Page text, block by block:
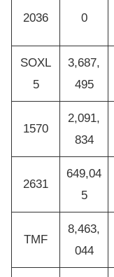
2036 0
SOXL
5
3,687,
495
1570
2,091,
834
2631
649,04
5
TMF
8,463,
044